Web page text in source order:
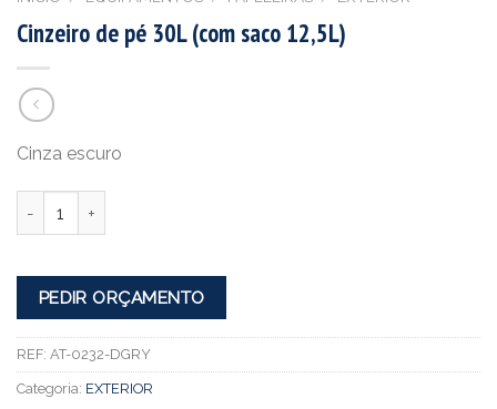
Cinzeiro de pé 30L (com saco 12,5L)
Cinza escuro
PEDIR ORÇAMENTO
REF: AT-0232-DGRY
Categoria: EXTERIOR